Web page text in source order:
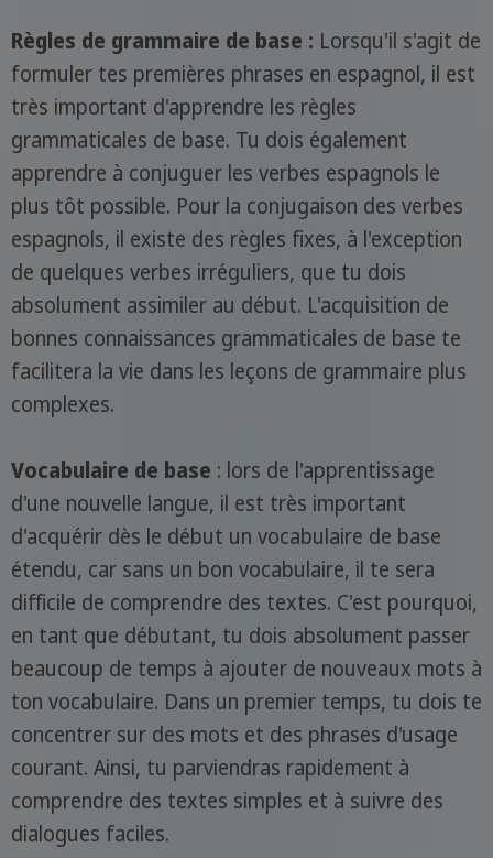
Règles de grammaire de base : Lorsqu'il s'agit de
formuler tes premières phrases en espagnol, il est
très important d'apprendre les règles
grammaticales de base. Tu dois également
apprendre à conjuguer les verbes espagnols le
plus tôt possible. Pour la conjugaison des verbes
espagnols, il existe des règles fixes, à l'exception
de quelques verbes irréguliers, que tu dois
absolument assimiler au début. L'acquisition de
bonnes connaissances grammaticales de base te
facilitera la vie dans les leçons de grammaire plus
complexes.
Vocabulaire de base : lors de l'apprentissage
d'une nouvelle langue, il est très important
d'acquérir dès le début un vocabulaire de base
étendu, car sans un bon vocabulaire, il te sera
difficile de comprendre des textes. C'est pourquoi,
en tant que débutant, tu dois absolument passer
beaucoup de temps à ajouter de nouveaux mots à
ton vocabulaire. Dans un premier temps, tu dois te
concentrer sur des mots et des phrases d'usage
courant. Ainsi, tu parviendras rapidement à
comprendre des textes simples et à suivre des
dialogues faciles.